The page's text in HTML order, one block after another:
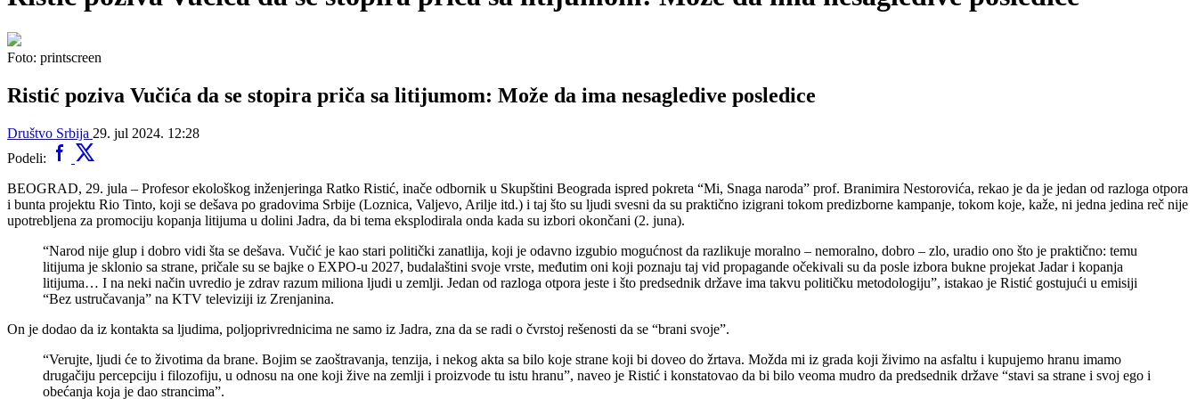
Foto: printscreen
Ristić poziva Vučića da se stopira priča sa litijumom: Može da ima nesagledive posledice
Društvo Srbija 29. jul 2024. 12:28
Podeli:
BEOGRAD, 29. jula – Profesor ekološkog inženjeringa Ratko Ristić, inače odbornik u Skupštini Beograda ispred pokreta “Mi, Snaga naroda” prof. Branimira Nestorovića, rekao je da je jedan od razloga otpora
i bunta projektu Rio Tinto, koji se dešava po gradovima Srbije (Loznica, Valjevo, Arilje itd.) i taj što su ljudi svesni da su praktično izigrani tokom predizborne kampanje, tokom koje, kaže, ni jedna jedina reč nije
upotrebljena za promociju kopanja litijuma u dolini Jadra, da bi tema eksplodirala onda kada su izbori okončani (2. juna).
“Narod nije glup i dobro vidi šta se dešava. Vučić je kao stari politički zanatlija, koji je odavno izgubio mogućnost da razlikuje moralno – nemoralno, dobro – zlo, uradio ono što je praktično: temu
litijuma je sklonio sa strane, pričale su se bajke o EXPO-u 2027, budalaštini svoje vrste, međutim oni koji poznaju taj vid propagande očekivali su da posle izbora bukne projekat Jadar i kopanja
litijuma… I na neki način uvredio je zdrav razum miliona ljudi u zemlji. Jedan od razloga otpora jeste i što predsednik države ima takvu političku metodologiju”, istakao je Ristić gostujući u emisiji
“Bez ustručavanja” na KTV televiziji iz Zrenjanina.
On je dodao da iz kontakta sa ljudima, poljoprivrednicima ne samo iz Jadra, zna da se radi o čvrstoj rešenosti da se “brani svoje”.
“Verujte, ljudi će to životima da brane. Bojim se zaoštravanja, tenzija, i nekog akta sa bilo koje strane koji bi doveo do žrtava. Možda mi iz grada koji živimo na asfaltu i kupujemo hranu imamo
drugačiju percepciju i filozofiju, u odnosu na one koji žive na zemlji i proizvode tu istu hranu”, naveo je Ristić i konstatovao da bi bilo veoma mudro da predsednik države “stavi sa strane i svoj ego i
obećanja koja je dao strancima”.